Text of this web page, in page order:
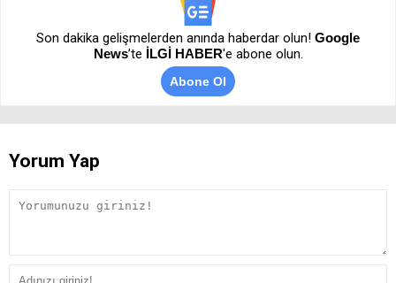
Son dakika gelişmelerden anında haberdar olun! Google
News’te İLGİ HABER'e abone olun.
Abone Ol
Yorum Yap